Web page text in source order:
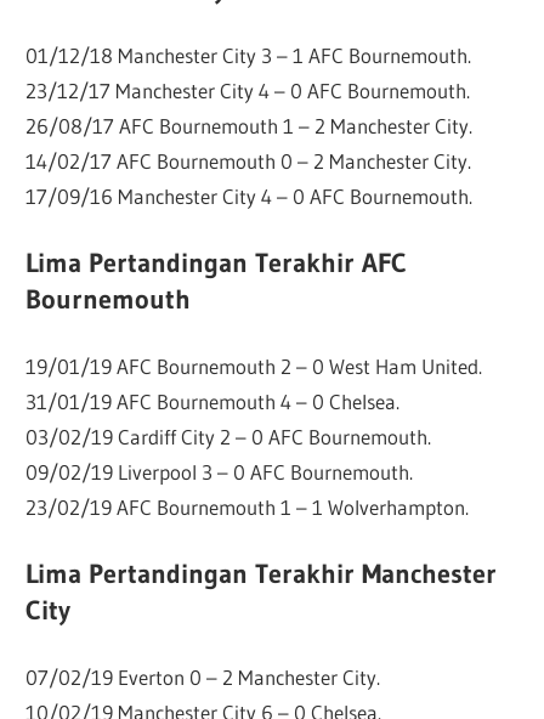
01/12/18 Manchester City 3 – 1 AFC Bournemouth.
23/12/17 Manchester City 4 – 0 AFC Bournemouth.
26/08/17 AFC Bournemouth 1 – 2 Manchester City.
14/02/17 AFC Bournemouth 0 – 2 Manchester City.
17/09/16 Manchester City 4 – 0 AFC Bournemouth.
Lima Pertandingan Terakhir AFC
Bournemouth
19/01/19 AFC Bournemouth 2 – 0 West Ham United.
31/01/19 AFC Bournemouth 4 – 0 Chelsea.
03/02/19 Cardiff City 2 – 0 AFC Bournemouth.
09/02/19 Liverpool 3 – 0 AFC Bournemouth.
23/02/19 AFC Bournemouth 1 – 1 Wolverhampton.
Lima Pertandingan Terakhir Manchester
City
07/02/19 Everton 0 – 2 Manchester City.
10/02/19 Manchester City 6 – 0 Chelsea.